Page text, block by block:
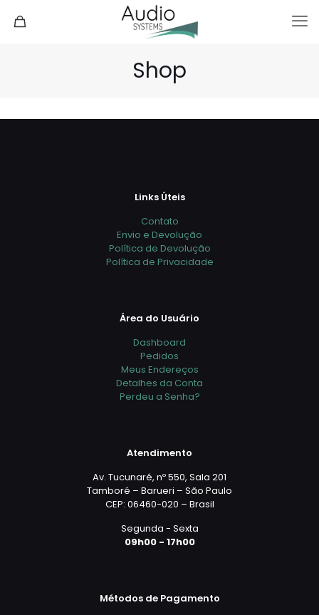
Shop
Links Úteis
Contato
Envio e Devolução
Política de Devolução
Política de Privacidade
Área do Usuário
Dashboard
Pedidos
Meus Endereços
Detalhes da Conta
Perdeu a Senha?
Atendimento
Av. Tucunaré, nº 550, Sala 201
Tamboré – Barueri – São Paulo
CEP: 06460-020 – Brasil
Segunda - Sexta
09h00 - 17h00
Métodos de Pagamento